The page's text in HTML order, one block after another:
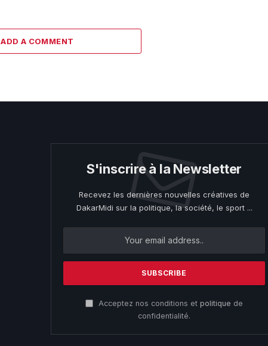
ADD A COMMENT
S'inscrire à la Newsletter
Recevez les dernières nouvelles créatives de
DakarMidi sur la politique, la société, le sport ...
Acceptez nos conditions et politique de
confidentialité.